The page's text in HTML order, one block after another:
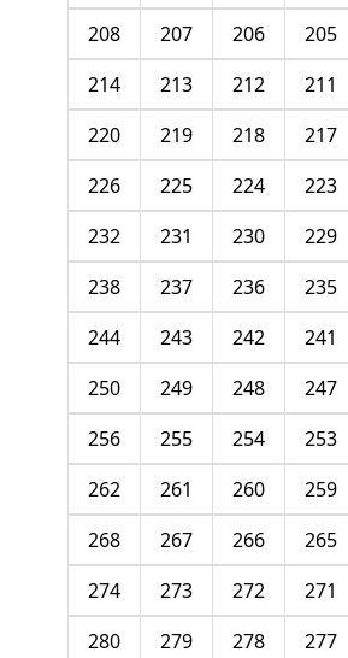
205
206
207
208
211
212
213
214
217
218
219
220
223
224
225
226
229
230
231
232
235
236
237
238
241
242
243
244
247
248
249
250
253
254
255
256
259
260
261
262
265
266
267
268
271
272
273
274
277
278
279
280